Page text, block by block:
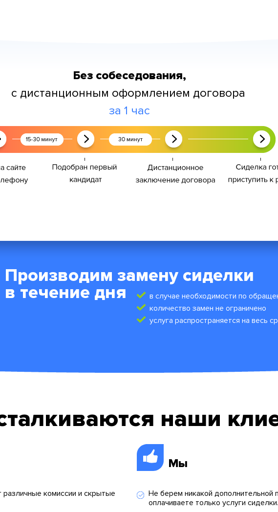
Без собеседования,
с дистанционным оформлением договора
за 1 час
Производим замену сиделки
в течение дня
в случае необходимости по
количество замен не ограничено
услуга распространяется на весь
наши
комиссии и скрытые
Мы
Не берем никакой дополнительной
оплачиваете только услуги сиделки.